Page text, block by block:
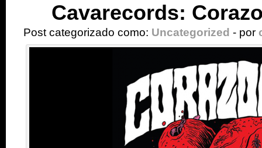
Cavarecords:
Post categorizado como: Uncategorized - por